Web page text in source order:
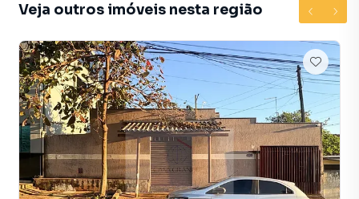
Veja outros imóveis nesta região